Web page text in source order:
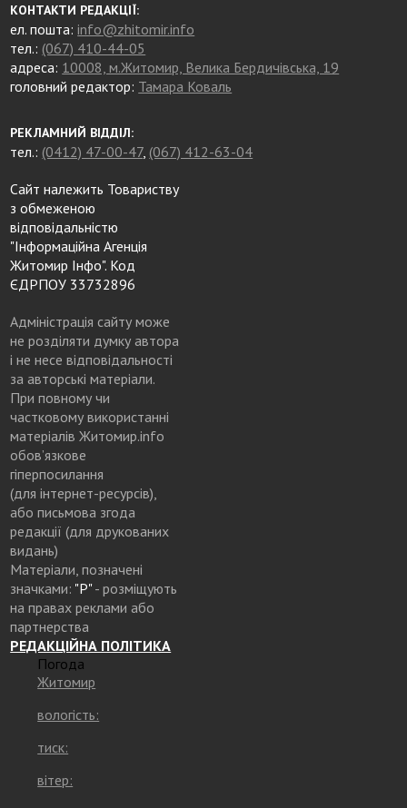
КОНТАКТИ РЕДАКЦІЇ:
ел. пошта:info@zhitomir.info
тел.: (067) 410-44-05
адреса: 10008, м.Житомир, Велика Бердичівська, 19
головний редактор: Тамара Коваль
РЕКЛАМНИЙ ВІДДІЛ:
тел.: (0412) 47-00-47, (067) 412-63-04
Сайт належить Товариству
з обмеженою
відповідальністю
"Інформаційна Агенція
Житомир Інфо". Код
ЄДРПОУ 33732896
Адміністрація сайту може
не розділяти думку автора
і не несе відповідальності
за авторські матеріали.
При повному чи
частковому використанні
матеріалів Житомир.info
обов’язкове
гіперпосилання
(для інтернет-ресурсів),
або письмова згода
редакції (для друкованих
видань)
Матеріали, позначені
значками: "Р"- розміщують
на правах реклами або
партнерства
РЕДАКЦІЙНА ПОЛІТИКА
Погода
Житомир
вологість:
тиск:
вітер: